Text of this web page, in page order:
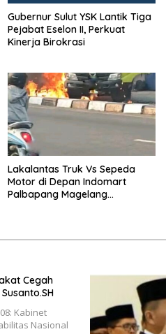
Gubernur Sulut YSK Lantik Tiga
Pejabat Eselon II, Perkuat
Kinerja Birokrasi
Lakalantas Truk Vs Sepeda
Motor di Depan Indomart
Palbapang Magelang
Cegah
Kabinet
Nasional